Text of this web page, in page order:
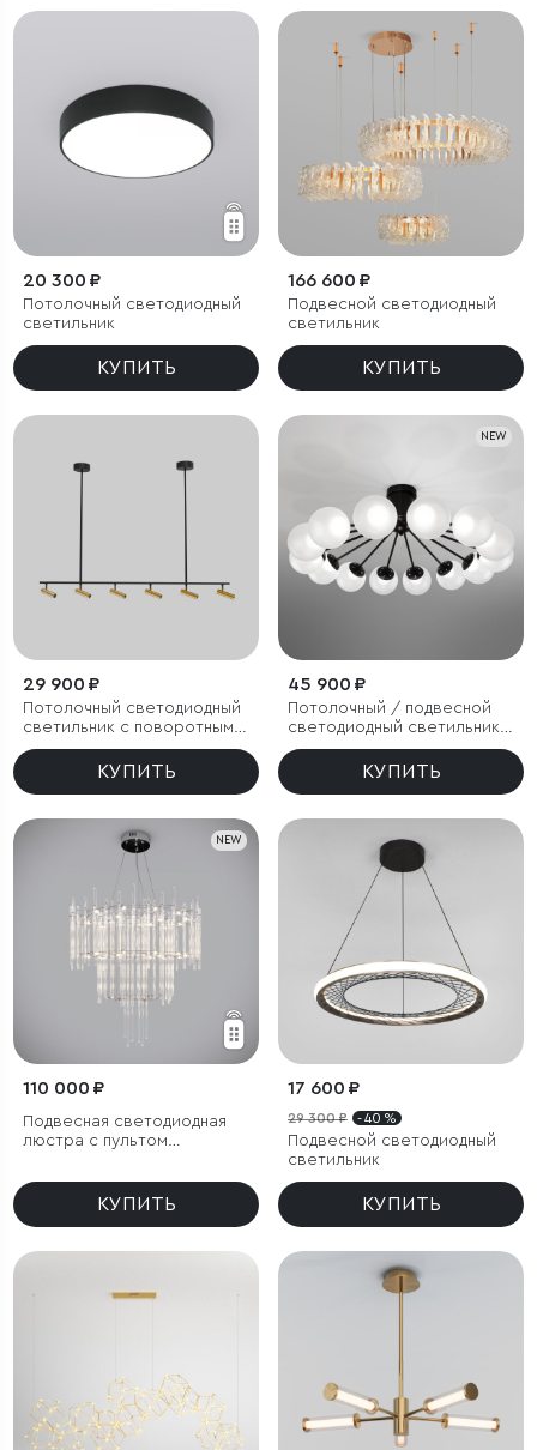
20 300 ₽
Потолочный светодиодный
светильник
КУПИТЬ
166 600 ₽
Подвесной светодиодный
светильник
КУПИТЬ
29 900 ₽
Потолочный светодиодный
светильник с поворотным
механизмом
КУПИТЬ
NEW
45 900 ₽
Потолочный / подвесной
светодиодный светильник с
регулировкой цветовой
температурыКУПИТЬ
NEW
110 000 ₽
Подвесная светодиодная
люстра с пультом
акрила
КУПИТЬ
17 600 ₽
29 300 ₽ - 40 %
Подвесной светодиодный
светильник
КУПИТЬ